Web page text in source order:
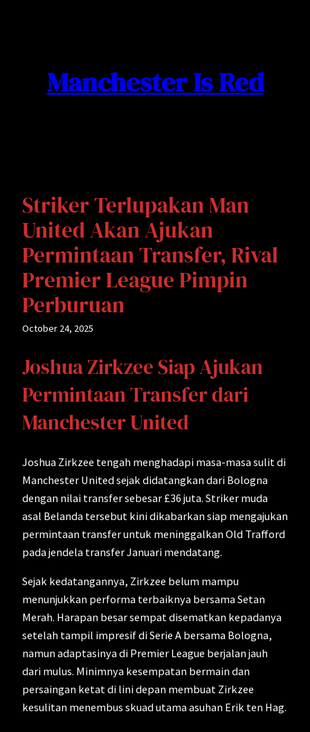
Manchester Is Red
Striker Terlupakan Man
United Akan Ajukan
Permintaan Transfer, Rival
Premier League Pimpin
Perburuan
October 24, 2025
Joshua Zirkzee Siap Ajukan
Permintaan Transfer dari
Manchester United
Joshua Zirkzee tengah menghadapi masa-masa sulit di
Manchester United sejak didatangkan dari Bologna
dengan nilai transfer sebesar £36 juta. Striker muda
asal Belanda tersebut kini dikabarkan siap mengajukan
permintaan transfer untuk meninggalkan Old Trafford
pada jendela transfer Januari mendatang.
Sejak kedatangannya, Zirkzee belum mampu
menunjukkan performa terbaiknya bersama Setan
Merah. Harapan besar sempat disematkan kepadanya
setelah tampil impresif di Serie A bersama Bologna,
namun adaptasinya di Premier League berjalan jauh
dari mulus. Minimnya kesempatan bermain dan
persaingan ketat di lini depan membuat Zirkzee
kesulitan menembus skuad utama asuhan Erik ten Hag.